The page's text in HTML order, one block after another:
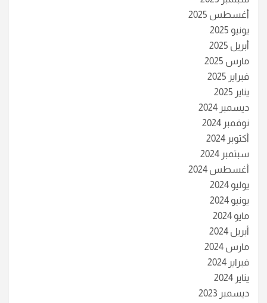
أغسطس 2025
يونيو 2025
أبريل 2025
مارس 2025
فبراير 2025
يناير 2025
ديسمبر 2024
نوفمبر 2024
أكتوبر 2024
سبتمبر 2024
أغسطس 2024
يوليو 2024
يونيو 2024
مايو 2024
أبريل 2024
مارس 2024
فبراير 2024
يناير 2024
ديسمبر 2023